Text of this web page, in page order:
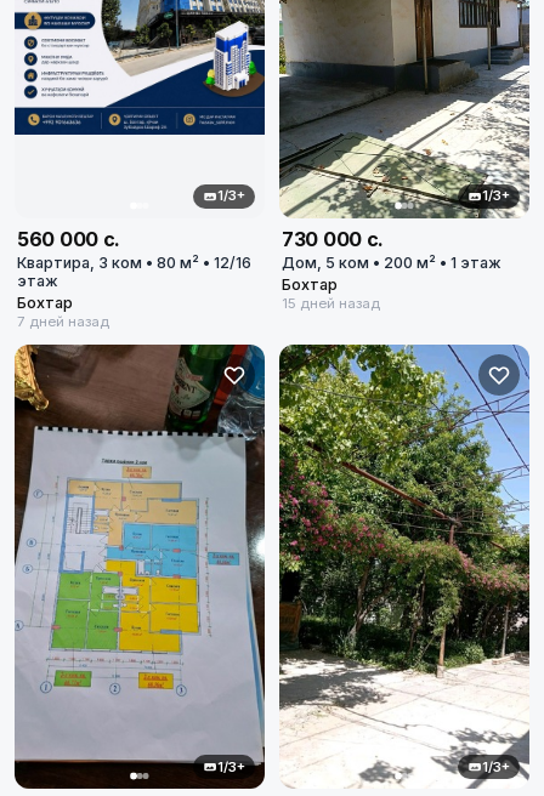
1/3+
560 000 с.
Квартира, 3 ком • 80 м² • 12/16
этаж
Бохтар
7 дней назад
1/3+
730 000 с.
Дом, 5 ком • 200 м² • 1 этаж
Бохтар
15 дней назад
1/3+ 1/3+